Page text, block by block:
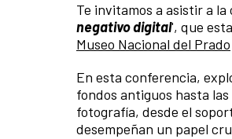
Te invitamos a asistir a la
negativo digital', que
Museo Nacional del Prado
En esta conferencia,
fondos antiguos hasta
fotografía, desde el
desempeñan un papel